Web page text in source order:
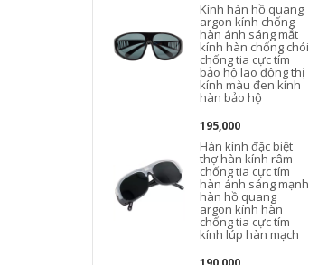
Kính hàn hồ quang
argon kính chống
hàn ánh sáng mắt
kính hàn chống chói
chống tia cực tím
bảo hộ lao động thị
kính màu đen kính
hàn bảo hộ
195,000
Hàn kính đặc biệt
thợ hàn kính râm
chống tia cực tím
hàn ánh sáng mạnh
hàn hồ quang
argon kính hàn
chống tia cực tím
kính lúp hàn mạch